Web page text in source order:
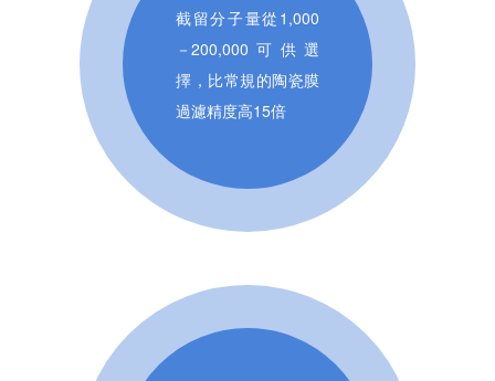
截留分子量從1,000
－200,000可供選
擇，比常規的陶瓷膜
過濾精度高15倍